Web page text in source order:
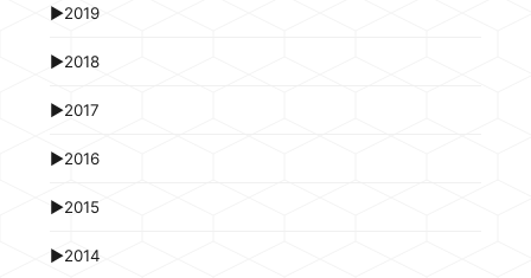
►2019
►2018
►2017
►2016
►2015
►2014